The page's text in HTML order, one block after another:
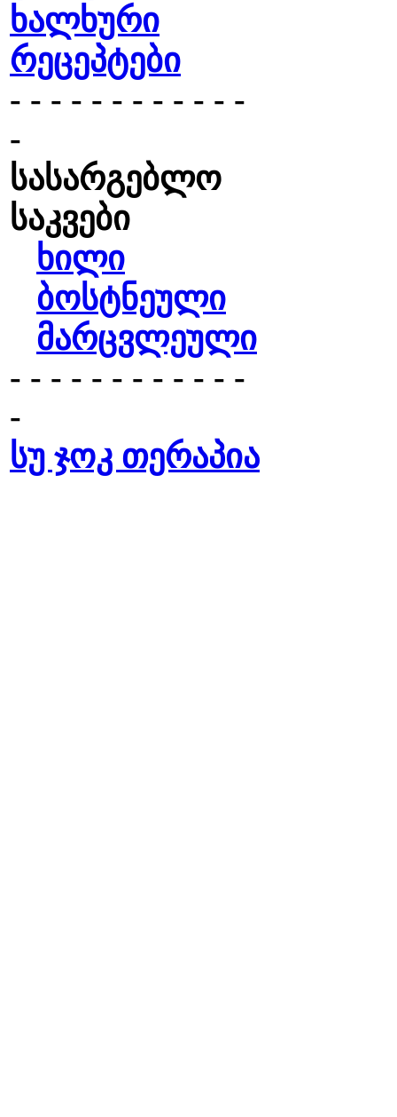
ხალხური
რეცეპტები
- - - - - - - - - - - -
-
სასარგებლო
საკვები
ხილი
ბოსტნეული
მარცვლეული
- - - - - - - - - - - -
-
სუ ჯოკ თერაპია